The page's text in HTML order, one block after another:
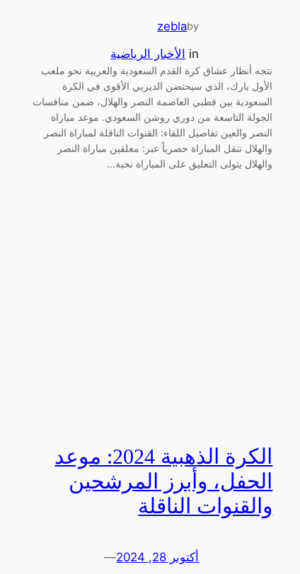
by
zebla
in الأخبار الرياضية
تتجه أنظار عشاق كرة القدم السعودية والعربية نحو ملعب
الأول بارك، الذي سيحتضن الديربي الأقوى في الكرة
السعودية بين قطبي العاصمة النصر والهلال، ضمن منافسات
الجولة التاسعة من دوري روشن السعودي. موعد مباراة
النصر والعين تفاصيل اللقاء: القنوات الناقلة لمباراة النصر
والهلال تنقل المباراة حصرياً عبر: معلقين مباراة النصر
والهلال يتولى التعليق على المباراة نخبة…
الكرة الذهبية 2024: موعد
الحفل، وأبرز المرشحين
والقنوات الناقلة
أكتوبر 28, 2024 —